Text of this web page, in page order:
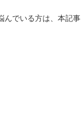
んでいる方は、本記事